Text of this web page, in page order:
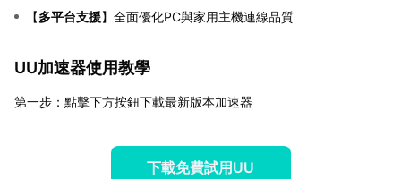
【多平台支援】全面優化PC與家用主機連線品質
UU加速器使用教學
第一步：點擊下方按鈕下載最新版本加速器
下載免費試用UU